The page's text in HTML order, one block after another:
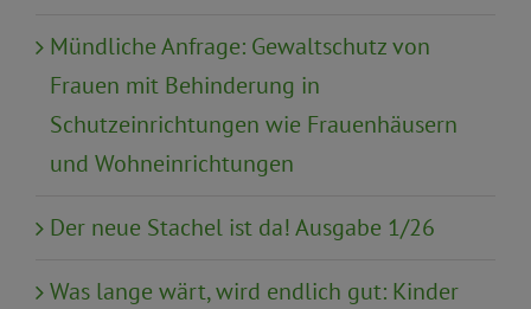
Mündliche Anfrage: Gewaltschutz von
Frauen mit Behinderung in
Schutzeinrichtungen wie Frauenhäusern
und Wohneinrichtungen
Der neue Stachel ist da! Ausgabe 1/26
Was lange wärt, wird endlich gut: Kinder